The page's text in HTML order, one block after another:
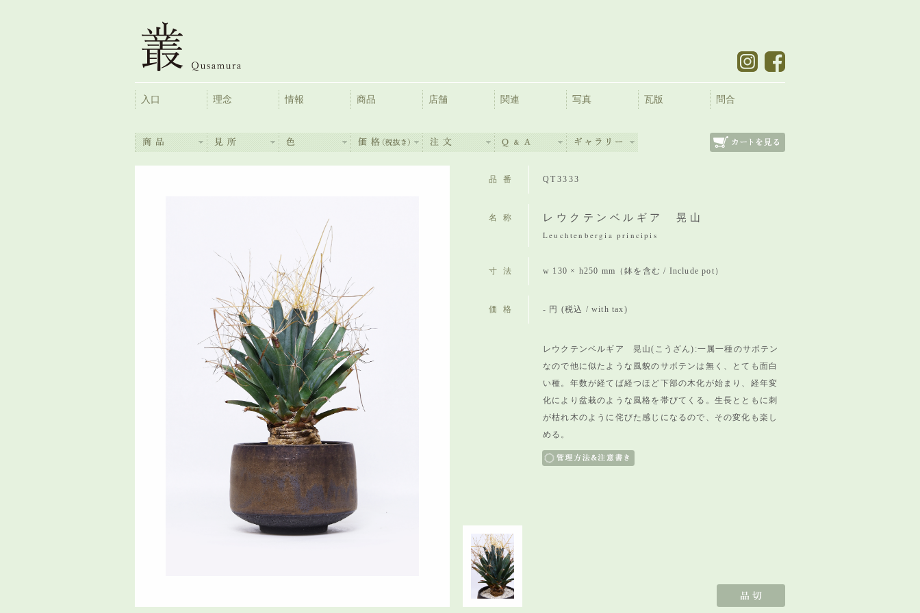
入口 理念 情報 商品 店舗 関連 写真 瓦版 問合
品番 QT3333
名称 レウクテンベルギア 晃山
Leuchtenbergia principis
寸法 w 130 × h250 mm（鉢を含む / Include pot）
価格 - 円 (税込 / with tax)
レウクテンベルギア 晃山(こうざん):一属一種のサボテン
なので他に似たような風貌のサボテンは無く、
とても面白
い種。年数が経てば経つほど下部の木化が始まり、 経年変
化により盆栽のような風格を帯びてくる。生長とともに刺
が枯れ木のように侘びた感じになるので、その変化も楽し
める。